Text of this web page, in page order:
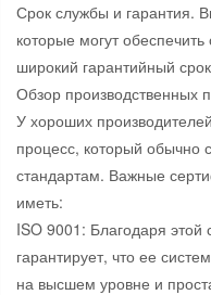
Срок службы и гарантия.
которые могут
широкий гарантийный
Обзор производственных
У хороших
процесс, который обычно
стандартам. Важные
иметь:
ISO 9001: Благодаря
гарантирует, что ее
на высшем уровне и